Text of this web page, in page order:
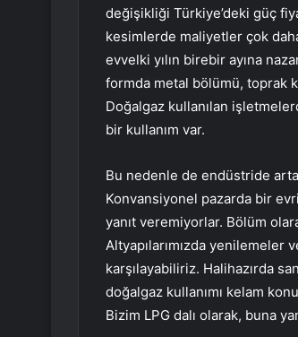
değişikliği Türkiye’deki güç
kesimlerde maliyetler çok
evvelki yılın birebir ayına
formda metal bölümü, toprak
Doğalgaz kullanılan
bir kullanım var.
Bu nedenle de endüstride
Konvansiyonel pazarda bir
yanıt veremiyorlar. Bölüm
Altyapılarımızda
karşılayabiliriz. Halihazırda
doğalgaz kullanımı kelam
Bizim LPG dalı olarak, buna